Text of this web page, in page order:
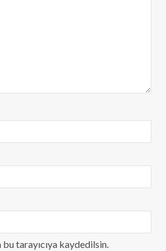
tarayıcıya kaydedilsin.